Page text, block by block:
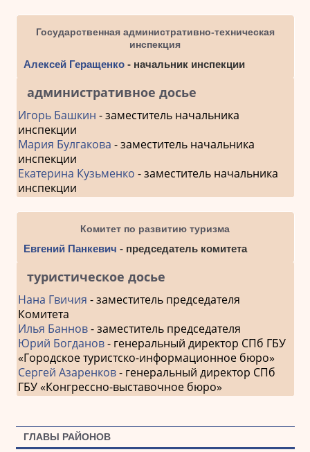
Государственная административно-техническая
инспекция
Алексей Геращенко- начальник инспекции
административное досье
Игорь Башкин - заместитель начальника
инспекции
Мария Булгакова - заместитель начальника
инспекции
Екатерина Кузьменко - заместитель начальника
инспекции
Комитет по развитию туризма
Евгений Панкевич - председатель комитета
туристическое досье
Нана Гвичия - заместитель председателя
Комитета
Илья Баннов- заместитель председателя
Юрий Богданов- генеральный директор СПб ГБУ
«Городское туристско-информационное бюро»
Сергей Азаренков- генеральный директор СПб
ГБУ «Конгрессно-выставочное бюро»
ГЛАВЫ РАЙОНОВ